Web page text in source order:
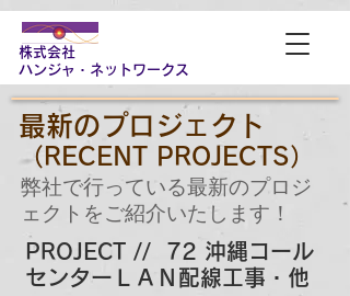
株式会社
​ハンジャ・ネットワークス
最新のプロジェクト
（RECENT PROJECTS）
弊社で行っている最新のプロジ
ェクトをご紹介いたします！
PROJECT // 72 沖縄コール
センターＬＡＮ配線工事・他